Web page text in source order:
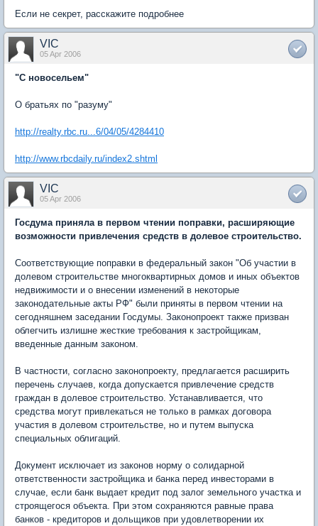
Если не секрет, расскажите подробнее
VIC
05 Apr 2006
"С новосельем"
О братьях по "разуму"
http://realty.rbc.ru...6/04/05/4284410
http://www.rbcdaily.ru/index2.shtml
VIC
05 Apr 2006
Госдума приняла в первом чтении поправки, расширяющие
возможности привлечения средств в долевое строительство.
Соответствующие поправки в федеральный закон "Об участии в
долевом строительстве многоквартирных домов и иных объектов
недвижимости и о внесении изменений в некоторые
законодательные акты РФ" были приняты в первом чтении на
сегодняшнем заседании Госдумы. Законопроект также призван
облегчить излишне жесткие требования к застройщикам,
введенные данным законом.
В частности, согласно законопроекту, предлагается расширить
перечень случаев, когда допускается привлечение средств
граждан в долевое строительство. Устанавливается, что
средства могут привлекаться не только в рамках договора
участия в долевом строительстве, но и путем выпуска
специальных облигаций.
Документ исключает из законов норму о солидарной
ответственности застройщика и банка перед инвесторами в
случае, если банк выдает кредит под залог земельного участка и
строящегося объекта. При этом сохраняются равные права
банков - кредиторов и дольщиков при удовлетворении их